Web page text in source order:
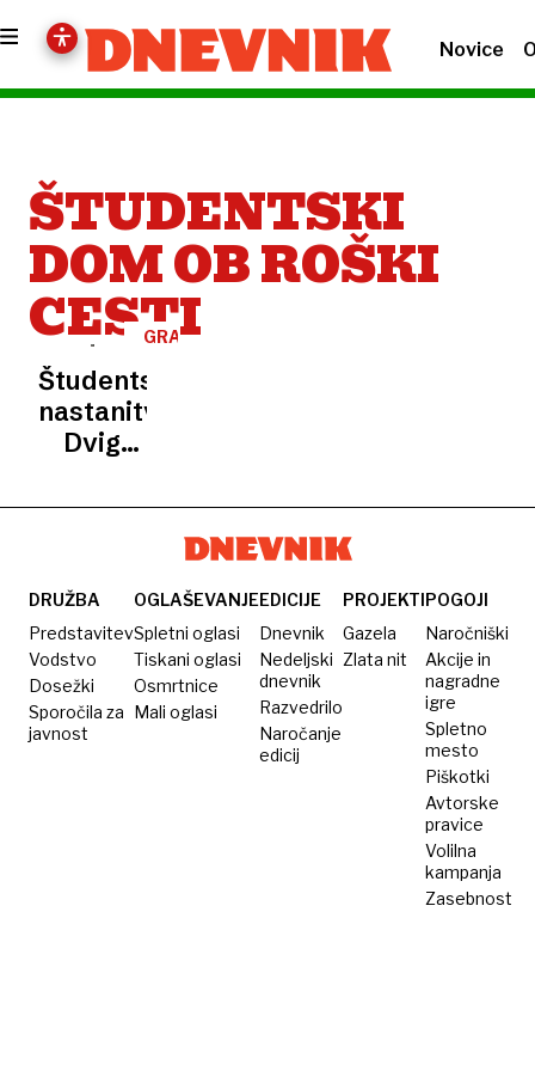
Novice
ŠTUDENTSKI
DOM OB ROŠKI
CESTI
GRADNJA
Študentske
nastanitve:
Dvig
za
zasebnikih
DRUŽBA
Predstavitev
Vodstvo
Dosežki
Sporočila za
javnost
OGLAŠEVANJE
Spletni oglasi
Tiskani oglasi
Osmrtnice
Mali oglasi
EDICIJE
Dnevnik
Nedeljski
dnevnik
Razvedrilo
Naročanje
edicij
PROJEKTI
Gazela
Zlata nit
POGOJI
Naročniški
Akcije in
nagradne
igre
Spletno
mesto
Piškotki
Avtorske
pravice
Volilna
kampanja
Zasebnost